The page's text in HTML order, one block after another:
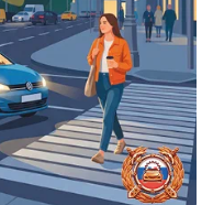
масло обнаружили в
области